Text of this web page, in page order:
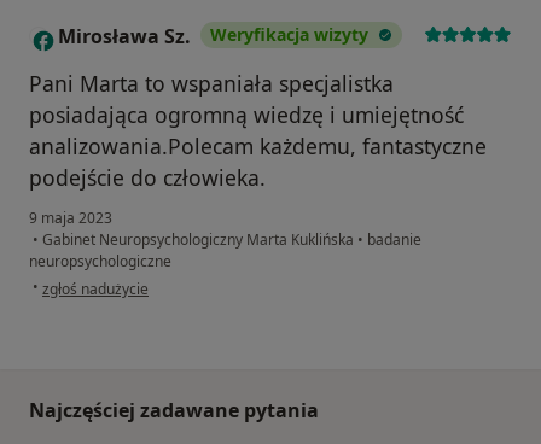
M Mirosława Sz. Weryfikacja wizyty
Pani Marta to wspaniała specjalistka
posiadająca ogromną wiedzę i umiejętność
analizowania.Polecam każdemu, fantastyczne
podejście do człowieka.
9 maja 2023
• Gabinet Neuropsychologiczny Marta Kuklińska • badanie
neuropsychologiczne
• w opinii użytkownika Mirosława Sz.
zgłoś nadużycie
Najczęściej zadawane pytania